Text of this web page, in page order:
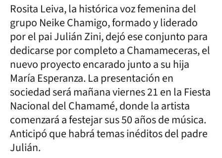
Rosita Leiva, la histórica voz femenina del
grupo Neike Chamigo, formado y liderado
por el pai Julián Zini, dejó ese conjunto para
dedicarse por completo a Chamameceras, el
nuevo proyecto encarado junto a su hija
María Esperanza. La presentación en
sociedad será mañana viernes 21 en la Fiesta
Nacional del Chamamé, donde la artista
comenzará a festejar sus 50 años de música.
Anticipó que habrá temas inéditos del padre
Julián.